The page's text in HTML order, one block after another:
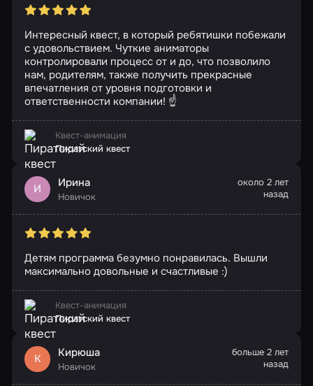
Интересный квест, в который ребятишки побежали
с удовольствием. Чуткие аниматоры
контролировали процесс от и до, что позволило
нам, родителям, также получить прекрасные
впечатления от уровня подготовки и
ответственности компании! ☝
Квест-анимация
Пиратский квест
И Ирина
Новичок
около 2 лет
назад
Детям программа безумно понравилась. Вышли
максимально довольные и счастливые :)
Квест-анимация
Пиратский квест
К Кирюша
Новичок
больше 2 лет
назад